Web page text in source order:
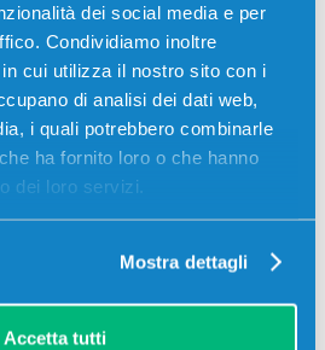
dei social media e per
Condividiamo inoltre
cui utilizza il nostro sito con i
di analisi dei dati web,
i quali potrebbero combinarle
ha fornito loro o che hanno
dei loro servizi.
Mostra dettagli
Accetta tutti
CLT-C5082S/ELS CIANO
Samsung CLP-620ND,
Samsung CLX-6220FX